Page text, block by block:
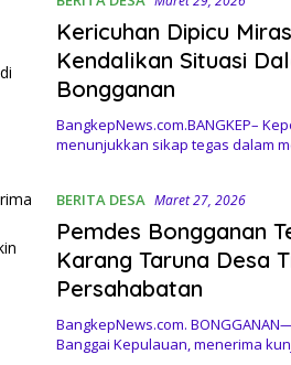
Kericuhan Dipicu
Kendalikan Situasi
Bongganan
BangkepNews.com.BANGKEP–
menunjukkan sikap tegas dalam
BERITA DESA Maret 27, 2026
Pemdes Bongganan
Karang Taruna Desa
Persahabatan
BangkepNews.com.
Banggai Kepulauan, menerima